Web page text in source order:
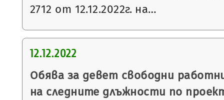
2712 от 12.12.2022г. на…
12.12.2022
Обява за девет свободни
на следните длъжности по